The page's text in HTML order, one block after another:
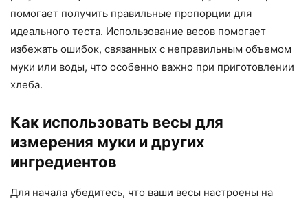
помогает получить правильные пропорции для
идеального теста. Использование весов помогает
избежать ошибок, связанных с неправильным объемом
муки или воды, что особенно важно при приготовлении
хлеба.
Как использовать весы для
измерения муки и других
ингредиентов
Для начала убедитесь, что ваши весы настроены на